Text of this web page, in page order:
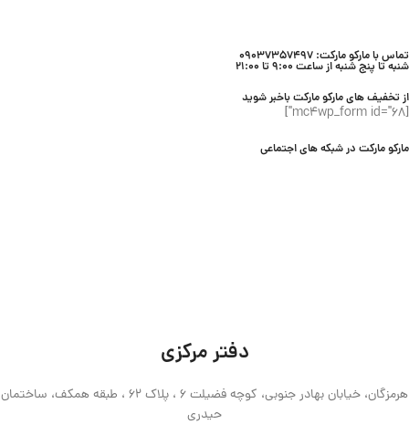
تماس با مارکو مارکت: 09037357497
شنبه تا پنج شنبه از ساعت 9:00 تا 21:00
از تخفیف های مارکو مارکت باخبر شوید
[mc4wp_form id="68"]
مارکو مارکت در شبکه های اجتماعی
دفتر مرکزی
هرمزگان، خیابان بهادر جنوبی، کوچه فضیلت 6 ، پلاک 62 ، طبقه همکف، ساختمان
حیدری